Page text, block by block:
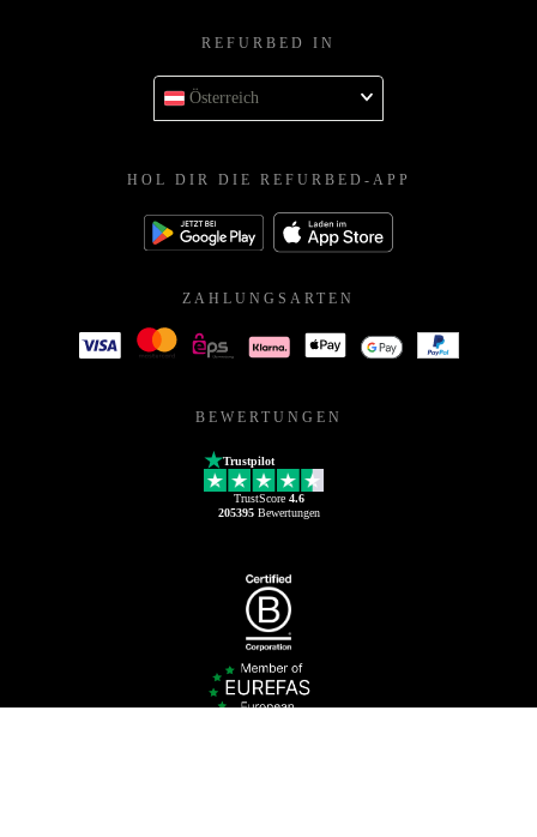
REFURBED IN
Österreich
HOL DIR DIE REFURBED-APP
ZAHLUNGSARTEN
BEWERTUNGEN
Trustpilot
TrustScore 4.6
205395Bewertungen